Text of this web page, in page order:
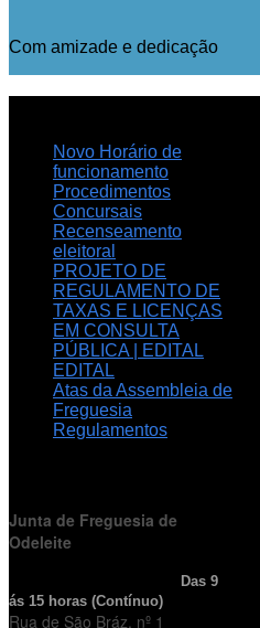
Com amizade e dedicação
Novo Horário de
funcionamento
Procedimentos
Concursais
Recenseamento
eleitoral
PROJETO DE
REGULAMENTO DE
TAXAS E LICENÇAS
EM CONSULTA
PÚBLICA | EDITAL
EDITAL
Atas da Assembleia de
Freguesia
Regulamentos
Junta de Freguesia de
Odeleite
Das 9
ás 15 horas (Contínuo)
Rua de São Bráz, nº 1